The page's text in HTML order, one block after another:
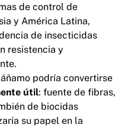
de control de
y América Latina,
de insecticidas
resistencia y
podría convertirse
útil: fuente de fibras,
de biocidas
su papel en la